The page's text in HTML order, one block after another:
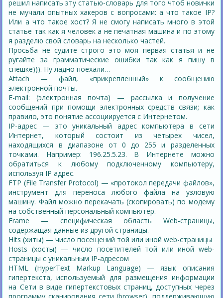
решил написать эту статью-словарь для того чтоб новички
не мучали опытных хакеров с вопросами: а что такое IP?
Или а что такое хост? Я не смогу написать много в этой
статье так как я человек а не печатная машина и по этому
я разделю свой словарь на несколько частей.
Просьба не судите строго это моя первая статья и не
ругайте за грамматические ошибки так как я пишу в
спешке))). Ну ладно поехали…
Attach — файл, «прикрепленный» к сообщению
электронной почты.
E-mail: (электронная почта) — рассылка и получение
сообщений при помощи электронных средств связи; как
правило, это понятие ассоциируется с Интернетом.
IP-адрес — это уникальный адрес компьютера в сети
Интернет, который состоит из четырех чисел,
находящихся в диапазоне от 0 до 255 и разделенных
точками. Например: 196.25.5.23. В Интернете можно
обратиться к любому подключенному компьютеру,
используя IP адрес.
FTP (File Transfer Protocol) — «протокол передачи файлов»,
инструмент для переноса любого файла на узловую
машину. Файл можно перекачать (скопировать) по модему
на собственный персональный компьютер.
Frame — специфическая область Web-страницы,
содержащая данные из другой страницы.
Hits (хиты) — число посещений той или иной web-страницы
Hosts (хосты) — число посетителей той или иной web-
страницы с уникальным IP-адресом
HTML (HyperText Markup Language) — язык описания
гипертекста, используемый для размещения информации
на Сети в виде гипертекстовых страниц, доступных через